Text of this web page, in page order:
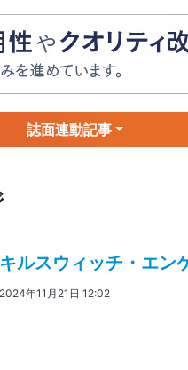
誌面連動記事
キルスウィッチ・エン
2024年11月21日 12:02